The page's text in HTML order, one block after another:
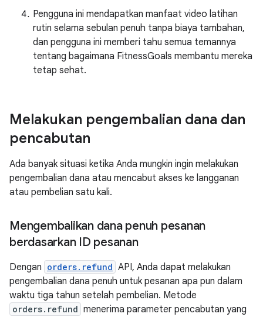
Pengguna ini mendapatkan manfaat video latihan
rutin selama sebulan penuh tanpa biaya tambahan,
dan pengguna ini memberi tahu semua temannya
tentang bagaimana FitnessGoals membantu mereka
tetap sehat.
Melakukan pengembalian dana dan
pencabutan
Ada banyak situasi ketika Anda mungkin ingin melakukan
pengembalian dana atau mencabut akses ke langganan
atau pembelian satu kali.
Mengembalikan dana penuh pesanan
berdasarkan ID pesanan
Dengan orders.refund API, Anda dapat melakukan
pengembalian dana penuh untuk pesanan apa pun dalam
waktu tiga tahun setelah pembelian. Metode
orders.refund menerima parameter pencabutan yang